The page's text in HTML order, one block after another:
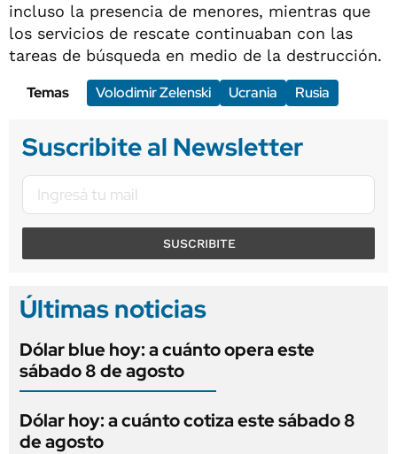
incluso la presencia de menores, mientras que
los servicios de rescate continuaban con las
tareas de búsqueda en medio de la destrucción.
Temas
Volodimir Zelenski Ucrania Rusia
Suscribite al Newsletter
SUSCRIBITE
Últimas noticias
Dólar blue hoy: a cuánto opera este
sábado 8 de agosto
Dólar hoy: a cuánto cotiza este sábado 8
de agosto